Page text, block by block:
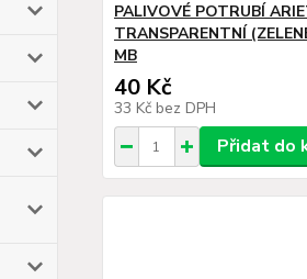
PALIVOVÉ POTRUBÍ
TRANSPARENTNÍ
MB
40 Kč
33 Kč bez DPH
Přidat do